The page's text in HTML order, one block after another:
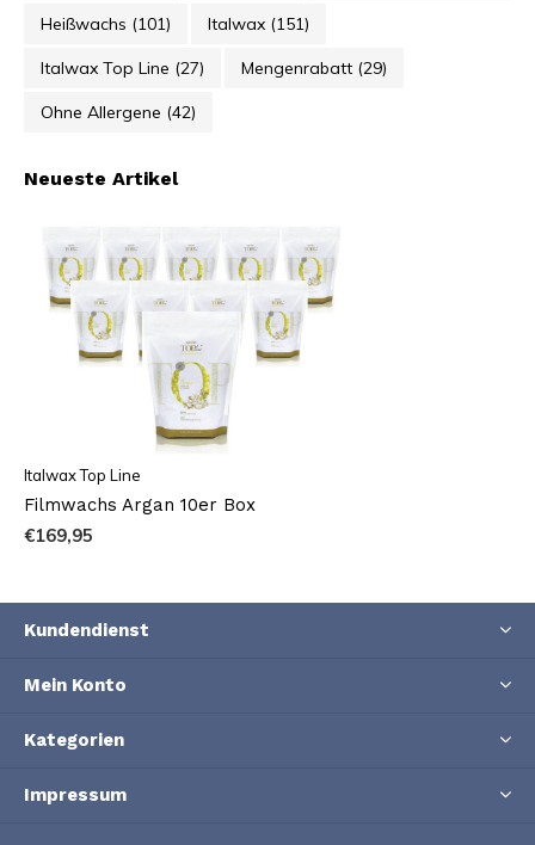
Heißwachs (101) Italwax (151)
Italwax Top Line (27) Mengenrabatt (29)
Ohne Allergene (42)
Neueste Artikel
Italwax Top Line
Filmwachs Argan 10er Box
€169,95
Kundendienst
Mein Konto
Kategorien
Impressum